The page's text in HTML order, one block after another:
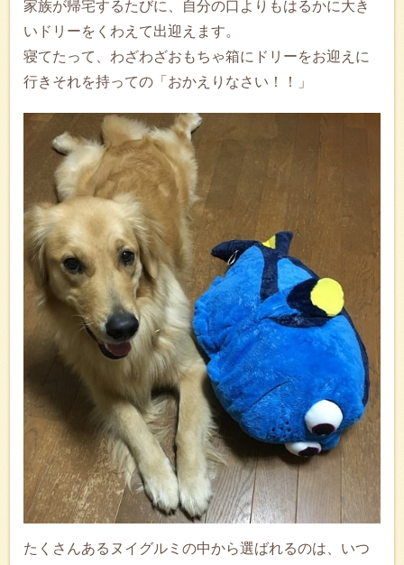
家族が帰宅するたびに、自分の口よりもはるかに大き
いドリーをくわえて出迎えます。
寝てたって、わざわざおもちゃ箱にドリーをお迎えに
行きそれを持っての「おかえりなさい！！」
たくさんあるヌイグルミの中から選ばれるのは、いつ